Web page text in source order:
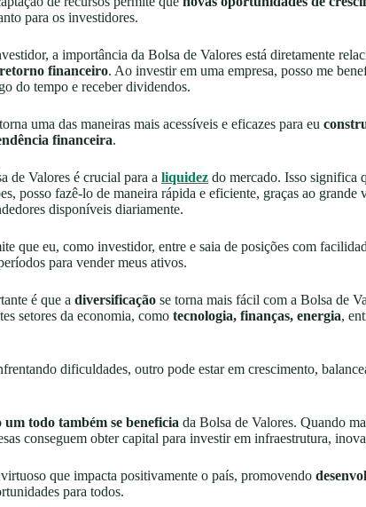
para os investidores.
a importância da Bolsa de Valores está diretamente
financeiro. Ao investir em uma empresa, posso me
do tempo e receber dividendos.
uma das maneiras mais acessíveis e eficazes para eu
financeira.
de Valores é crucial para a liquidez do mercado. Isso significa
posso fazê-lo de maneira rápida e eficiente, graças ao grande
disponíveis diariamente.
que eu, como investidor, entre e saia de posições com
para vender meus ativos.
é que a diversificação se torna mais fácil com a Bolsa de
setores da economia, como tecnologia, finanças, energia,
dificuldades, outro pode estar em crescimento,
um todo também se beneficia da Bolsa de Valores. Quando
conseguem obter capital para investir em infraestrutura,
que impacta positivamente o país, promovendo
para todos.